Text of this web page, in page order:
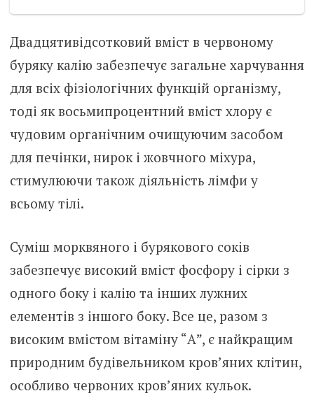
Двадцятивідсотковий вміст в червоному
буряку калію забезпечує загальне харчування
для всіх фізіологічних функцій організму,
тоді як восьмипроцентний вміст хлору є
чудовим органічним очищуючим засобом
для печінки, нирок і жовчного міхура,
стимулюючи також діяльність лімфи у
всьому тілі.
Суміш морквяного і бурякового соків
забезпечує високий вміст фосфору і сірки з
одного боку і калію та інших лужних
елементів з іншого боку. Все це, разом з
високим вмістом вітаміну “А”, є найкращим
природним будівельником кров’яних клітин,
особливо червоних кров’яних кульок.